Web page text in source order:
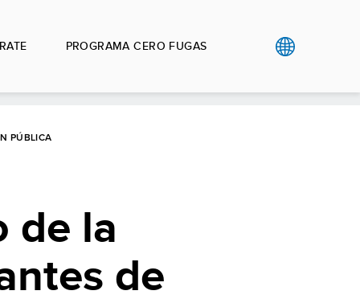
PROGRAMA CERO FUGAS
PÚBLICA
de la
de